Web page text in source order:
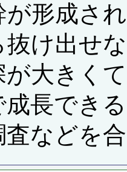
が形成さ
抜け出せ
が大きく
成長でき
査などを